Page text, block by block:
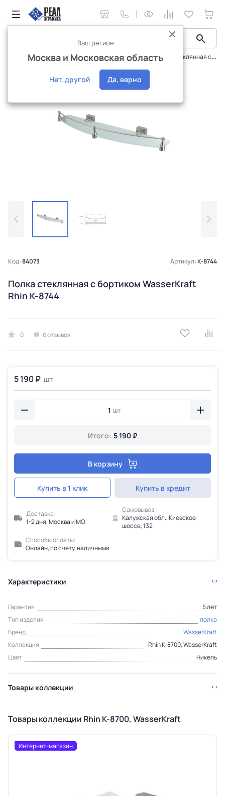
Сантехника и аксессуары Аксессуары Полка стеклянная с бортиком WasserKraft Rhin K-8744
Интернет-магазин
Код:84073 Артикул:K-8744
Полка стеклянная с бортиком WasserKraft
Rhin K-8744
0 0 отзывов
5 190 ₽ шт
шт
Итого: 5 190 ₽
В корзину
Купить в 1 клик Купить в кредит
Доставка:
1-2 дня, Москва и МО
Самовывоз:
Калужская обл., Киевское
шоссе, 132
Способы оплаты:
Онлайн, по счету, наличными
Характеристики
Гарантия
5 лет
Тип изделия
полка
Бренд
WasserKraft
Коллекция
Rhin K-8700, WasserKraft
Цвет
Никель
Товары коллекции
Товары коллекции Rhin K-8700, WasserKraft
Интернет-магазин
Ваш регион
Москва и Московская область
Нет, другой Да, верно